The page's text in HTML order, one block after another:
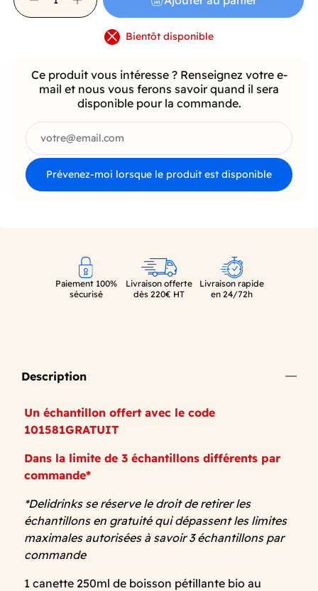
Bientôt disponible
Ce produit vous intéresse ? Renseignez votre e-
mail et nous vous ferons savoir quand il sera
disponible pour la commande.
Prévenez-moi lorsque le produit est disponible
Paiement 100%
sécurisé
Livraison offerte
dès 220€ HT
Livraison rapide
en 24/72h
Description
Un échantillon offert avec le code
101581GRATUIT
Dans la limite de 3 échantillons différents par
commande*
*Delidrinks se réserve le droit de retirer les
échantillons en gratuité qui dépassent les limites
maximales autorisées à savoir 3 échantillons par
commande
1 canette 250ml de boisson pétillante bio au